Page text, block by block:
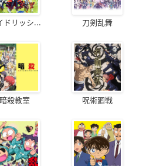
ドリッシ... 刀剣乱舞
暗殺教室 呪術廻戦